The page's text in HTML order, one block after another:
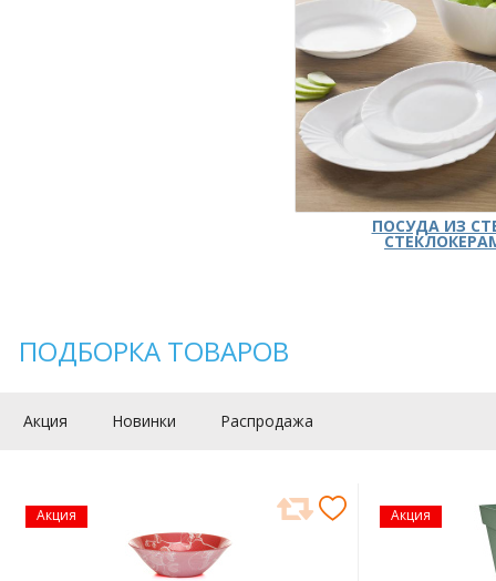
ПОСУДА ИЗ
ПОДБОРКА ТОВАРОВ
Акция Новинки Распродажа
Акция Акция